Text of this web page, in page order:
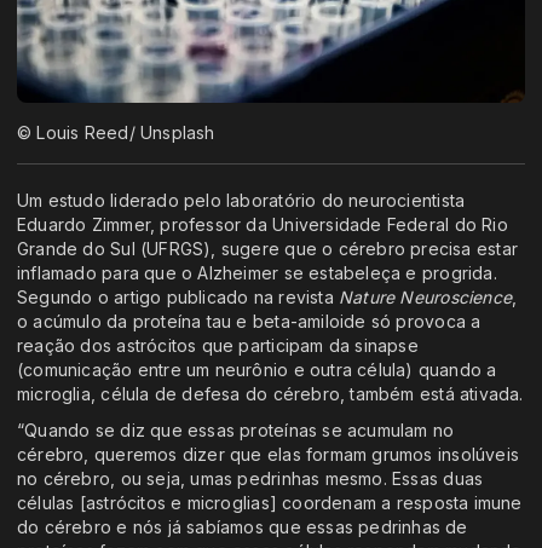
© Louis Reed/ Unsplash
Um estudo liderado pelo laboratório do neurocientista
Eduardo Zimmer, professor da Universidade Federal do Rio
Grande do Sul (UFRGS), sugere que o cérebro precisa estar
inflamado para que o Alzheimer se estabeleça e progrida.
Segundo o artigo publicado na revista Nature Neuroscience,
o acúmulo da proteína tau e beta-amiloide só provoca a
reação dos astrócitos que participam da sinapse
(comunicação entre um neurônio e outra célula) quando a
microglia, célula de defesa do cérebro, também está ativada.
“Quando se diz que essas proteínas se acumulam no
cérebro, queremos dizer que elas formam grumos insolúveis
no cérebro, ou seja, umas pedrinhas mesmo. Essas duas
células [astrócitos e microglias] coordenam a resposta imune
do cérebro e nós já sabíamos que essas pedrinhas de